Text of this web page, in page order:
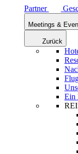
Partner
Meetings &
Zurück
Ein